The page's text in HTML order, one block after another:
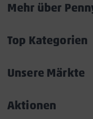
Mehr über
Top Kategorien
Unsere Märkte
Aktionen